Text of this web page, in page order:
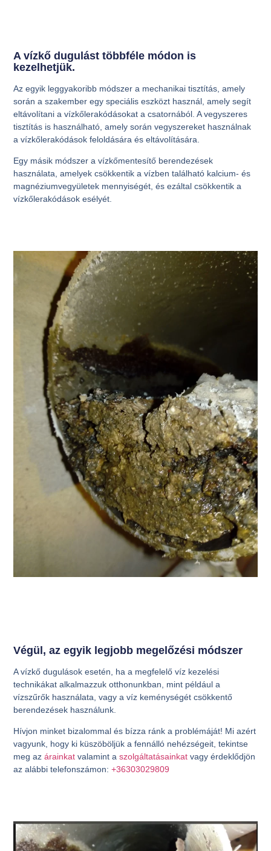
A vízkő dugulást többféle módon is
kezelhetjük.
Az egyik leggyakoribb módszer a mechanikai tisztítás, amely
során a szakember egy speciális eszközt használ, amely segít
eltávolítani a vízkőlerakódásokat a csatornából. A vegyszeres
tisztítás is használható, amely során vegyszereket használnak
a vízkőlerakódások feloldására és eltávolítására.
Egy másik módszer a vízkőmentesítő berendezések
használata, amelyek csökkentik a vízben található kalcium- és
magnéziumvegyületek mennyiségét, és ezáltal csökkentik a
vízkőlerakódások esélyét.
Végül, az egyik legjobb megelőzési módszer
A vízkő dugulások esetén, ha a megfelelő víz kezelési
technikákat alkalmazzuk otthonunkban, mint például a
vízszűrők használata, vagy a víz keménységét csökkentő
berendezések használunk.
Hívjon minket bizalommal és bízza ránk a problémáját! Mi azért
vagyunk, hogy ki küszöböljük a fennálló nehézségeit, tekintse
meg azárainkatvalamint aszolgáltatásainkatvagy érdeklődjön
az alábbi telefonszámon:+36303029809